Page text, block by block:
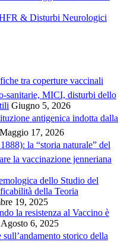
& Disturbi Neurologici
tra coperture vaccinali
sanitarie, MICI, disturbi dello
Giugno 5, 2026
antigenica indotta dalla
Maggio 17, 2026
la “storia naturale” del
la vaccinazione jenneriana
dello Studio del
della Teoria
19, 2025
la resistenza al Vaccino è
Agosto 6, 2025
storico della